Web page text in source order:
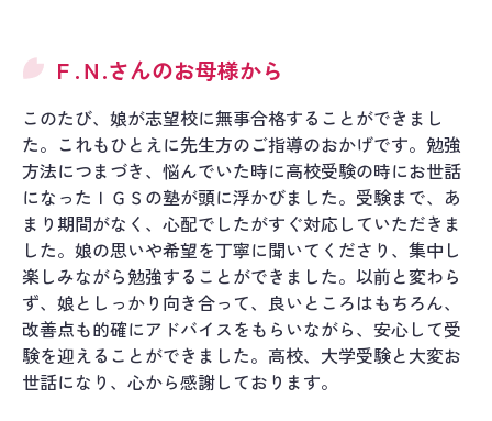
Ｆ.Ｎ.さんのお母様から
このたび、娘が志望校に無事合格することができまし
た。これもひとえに先生方のご指導のおかげです。勉強
方法につまづき、悩んでいた時に高校受験の時にお世話
になったＩＧＳの塾が頭に浮かびました。受験まで、あ
まり期間がなく、心配でしたがすぐ対応していただきま
した。娘の思いや希望を丁寧に聞いてくださり、集中し
楽しみながら勉強することができました。以前と変わら
ず、娘としっかり向き合って、良いところはもちろん、
改善点も的確にアドバイスをもらいながら、安心して受
験を迎えることができました。高校、大学受験と大変お
世話になり、心から感謝しております。